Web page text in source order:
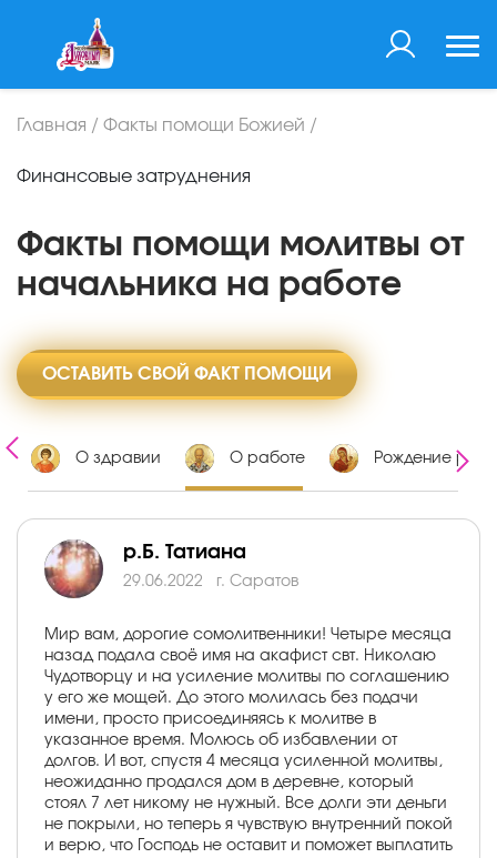
Главная / Факты помощи Божией /
Финансовые затруднения
Факты помощи молитвы от
начальника на работе
ОСТАВИТЬ СВОЙ ФАКТ ПОМОЩИ
О здравии О работе Рождение
р.Б. Татиана
29.06.2022 г. Саратов
Мир вам, дорогие сомолитвенники! Четыре месяца
назад подала своё имя на акафист свт. Николаю
Чудотворцу и на усиление молитвы по соглашению
у его же мощей. До этого молилась без подачи
имени, просто присоединяясь к молитве в
указанное время. Молюсь об избавлении от
долгов. И вот, спустя 4 месяца усиленной молитвы,
неожиданно продался дом в деревне, который
стоял 7 лет никому не нужный. Все долги эти деньги
не покрыли, но теперь я чувствую внутренний покой
и верю, что Господь не оставит и поможет выплатить